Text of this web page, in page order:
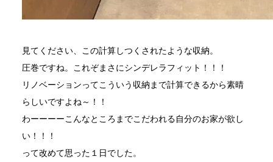
見てください、この計算しつくされたような収納。
圧巻ですね。これぞまさにシンデレラフィット！！！
リノベーションってこういう収納まで計算できるから素晴
らしいですよね～！！
わーーーーこんなところまでこだわれる自分のお家が欲し
い！！！
って改めて思った１日でした。